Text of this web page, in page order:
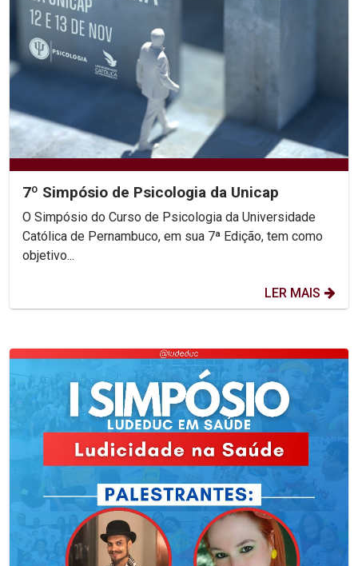
7º Simpósio de Psicologia da Unicap
O Simpósio do Curso de Psicologia da Universidade
Católica de Pernambuco, em sua 7ª Edição, tem como
objetivo...
LER MAIS